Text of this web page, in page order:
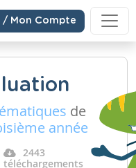
/ Mon Compte
de
année
2443
téléchargements